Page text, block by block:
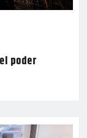
poder